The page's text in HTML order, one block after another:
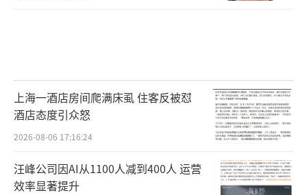
上海一酒店房间爬满床虱 住客反被怼
酒店态度引众怒
2026-08-06 17:16:24
汪峰公司因AI从1100人减到400人 运营
效率显著提升